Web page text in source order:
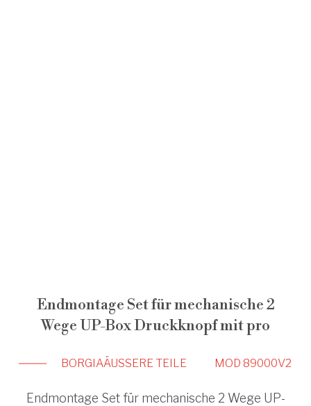
Endmontage Set für mechanische 2
Wege UP-Box Druckknopf mit pro
BORGIAÄUSSERE TEILE MOD 89000V2
Endmontage Set für mechanische 2 Wege UP-